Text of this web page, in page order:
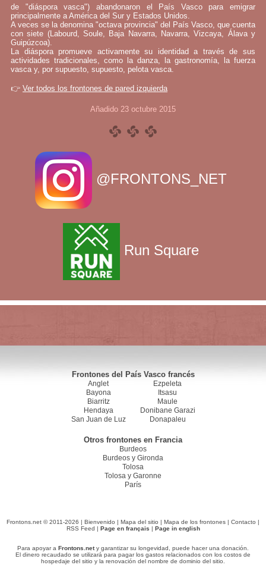
de "diáspora vasca") abandonaron el País Vasco para emigrar
principalmente a América del Sur y Estados Unidos.
A veces se la denomina "octava provincia" del País Vasco, que cuenta
con siete (Labourd, Soule, Baja Navarra, Navarra, Vizcaya, Álava y
Guipúzcoa).
La diáspora promueve activamente su identidad a través de sus
actividades tradicionales, como la danza, la gastronomía, la fuerza
vasca y, por supuesto, supuesto, pelota vasca.
👉 Ver todos los frontones de pared izquierda
Añadido 23 octubre 2015
@FRONTONS_NET
Run Square
Frontones del País Vasco francés
Anglet
Bayona
Biarritz
Hendaya
San Juan de Luz
Ezpeleta
Itsasu
Maule
Donibane Garazi
Donapaleu
Otros frontones en Francia
Burdeos
Burdeos y Gironda
Tolosa
Tolosa y Garonne
París
Frontons.net © 2011-2026 | Bienvenido | Mapa del sitio | Mapa de los frontones | Contacto |
RSS Feed | Page en français | Page in english
Para apoyar a Frontons.nety garantizar su longevidad, puede hacer una donación.
El dinero recaudado se utilizará para pagar los gastos relacionados con los costos de
hospedaje del sitio y la renovación del nombre de dominio del sitio.